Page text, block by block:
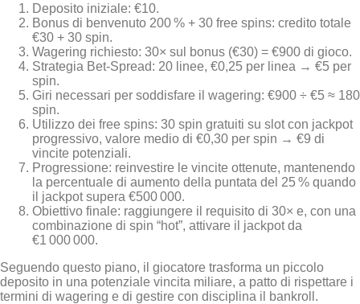
Deposito iniziale: €10.
Bonus di benvenuto 200 % + 30 free spins: credito totale
€30 + 30 spin.
Wagering richiesto: 30× sul bonus (€30) = €900 di gioco.
Strategia Bet‑Spread: 20 linee, €0,25 per linea → €5 per
spin.
Giri necessari per soddisfare il wagering: €900 ÷ €5 ≈ 180
spin.
Utilizzo dei free spins: 30 spin gratuiti su slot con jackpot
progressivo, valore medio di €0,30 per spin → €9 di
vincite potenziali.
Progressione: reinvestire le vincite ottenute, mantenendo
la percentuale di aumento della puntata del 25 % quando
il jackpot supera €500 000.
Obiettivo finale: raggiungere il requisito di 30× e, con una
combinazione di spin “hot”, attivare il jackpot da
€1 000 000.
Seguendo questo piano, il giocatore trasforma un piccolo
deposito in una potenziale vincita miliare, a patto di rispettare i
termini di wagering e di gestire con disciplina il bankroll.